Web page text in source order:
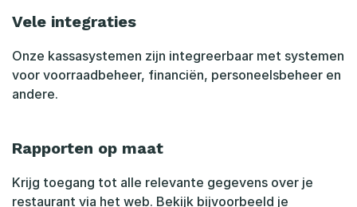
Vele integraties
Onze kassasystemen zijn integreerbaar met systemen
voor voorraadbeheer, financiën, personeelsbeheer en
andere.
Rapporten op maat
Krijg toegang tot alle relevante gegevens over je
restaurant via het web. Bekijk bijvoorbeeld je